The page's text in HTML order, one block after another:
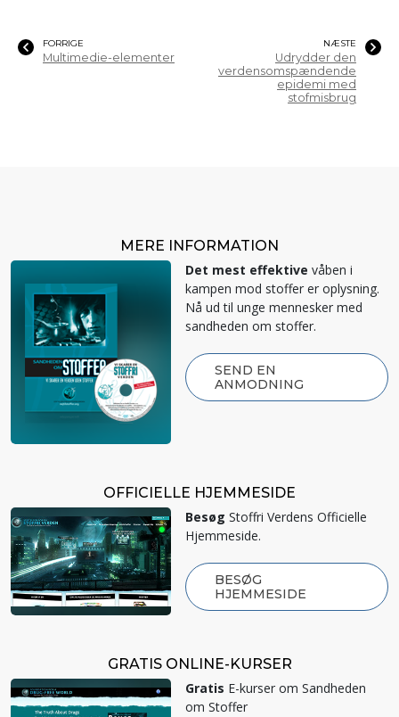
FORRIGE
Multimedie-elementer
NÆSTE
Udrydder den
verdensomspændende
epidemi med
stofmisbrug
MERE INFORMATION
Det mest effektive våben i
kampen mod stoffer er oplysning.
Nå ud til unge mennesker med
sandheden om stoffer.
SEND EN
ANMODNING
OFFICIELLE HJEMMESIDE
Besøg Stoffri Verdens Officielle
Hjemmeside.
BESØG
HJEMMESIDE
GRATIS ONLINE-KURSER
Gratis E-kurser om Sandheden
om Stoffer